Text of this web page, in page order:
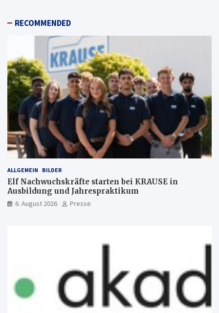
RECOMMENDED
ALLGEMEIN BILDER
Elf Nachwuchskräfte starten bei KRAUSE in
Ausbildung und Jahrespraktikum
6. August 2026 Presse